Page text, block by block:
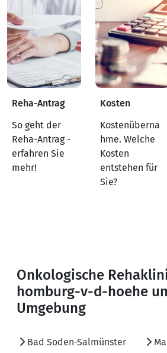
Reha-Antrag
So geht der
Reha-Antrag -
erfahren Sie
mehr!
Kosten
Kostenüberna
hme. Welche
Kosten
entstehen für
Sie?
Onkologische
homburg-v-d-hoehe
Umgebung
Bad Soden-Salmünster